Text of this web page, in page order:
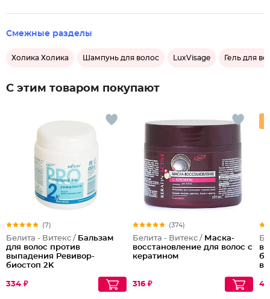
Смежные разделы
Холика Холика Шампунь для волос LuxVisage Гель для
С этим товаром покупают
(7)
Белита - Витекс / Бальзам
для волос против
выпадения Ревивор-
биостоп 2K
334 ₽
(374)
Белита - Витекс / Маска-
восстановление для волос с
кератином
316 ₽